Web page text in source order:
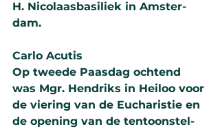
H. Nicolaas­basi­liek in Am­ster­
dam.
Carlo Acutis
Op tweede Paas­dag ochtend
was Mgr. Hendriks in Heiloo voor
de vie­ring van de Eucha­ris­tie en
de ope­ning van de ten­toon­stel­